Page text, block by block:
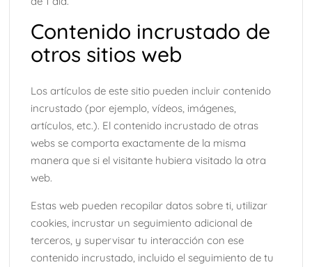
Contenido incrustado de
otros sitios web
Los artículos de este sitio pueden incluir contenido
incrustado (por ejemplo, vídeos, imágenes,
artículos, etc.). El contenido incrustado de otras
webs se comporta exactamente de la misma
manera que si el visitante hubiera visitado la otra
web.
Estas web pueden recopilar datos sobre ti, utilizar
cookies, incrustar un seguimiento adicional de
terceros, y supervisar tu interacción con ese
contenido incrustado, incluido el seguimiento de tu